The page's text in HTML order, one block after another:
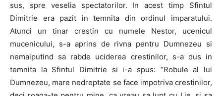
sus, spre veselia spectatorilor. In acest timp Sfintul
Dimitrie era pazit in temnita din ordinul imparatului.
Atunci un tinar crestin cu numele Nestor, ucenicul
mucenicului, s-a aprins de rivna pentru Dumnezeu si
nemaiputind sa rabde uciderea crestinilor, s-a dus in
temnita la Sfintul Dimitrie si i-a spus: “Robule al lui
Dumnezeu, mare nedreptate se face impotriva crestinilor,